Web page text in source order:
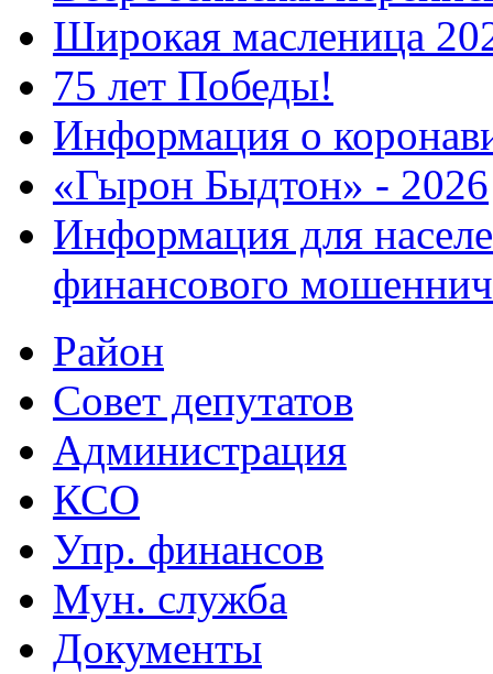
Широкая масленица
75 лет Победы!
Информация о
«Гырон Быдтон» - 2026
Информация для
финансового
Район
Совет депутатов
Администрация
КСО
Упр. финансов
Мун. служба
Документы